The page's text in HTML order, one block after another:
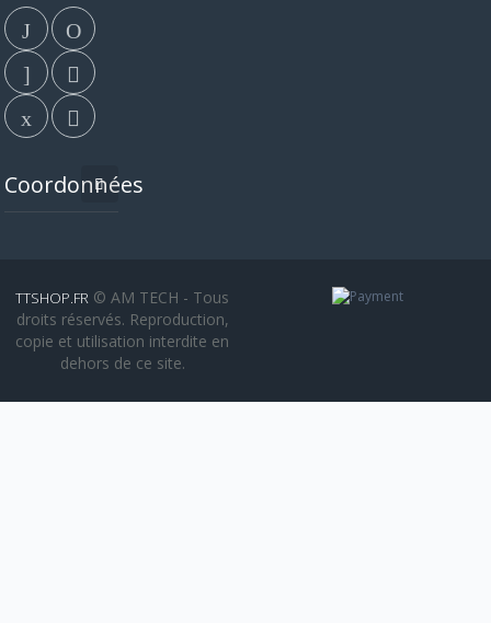
Coordonnées
TTSHOP.FR © AM TECH - Tous
droits réservés. Reproduction,
copie et utilisation interdite en
dehors de ce site.